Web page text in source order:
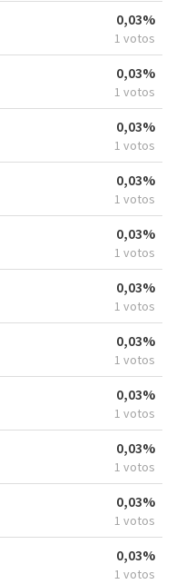
0,03%
1 votos
0,03%
1 votos
0,03%
1 votos
0,03%
1 votos
0,03%
1 votos
0,03%
1 votos
0,03%
1 votos
0,03%
1 votos
0,03%
1 votos
0,03%
1 votos
0,03%
1 votos